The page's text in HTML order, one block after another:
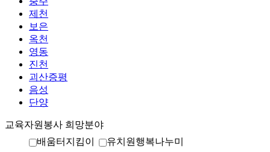
제천
보은
옥천
영동
진천
괴산증평
음성
단양
교육자원봉사 희망분야
배움터지킴이
유치원행복나누미